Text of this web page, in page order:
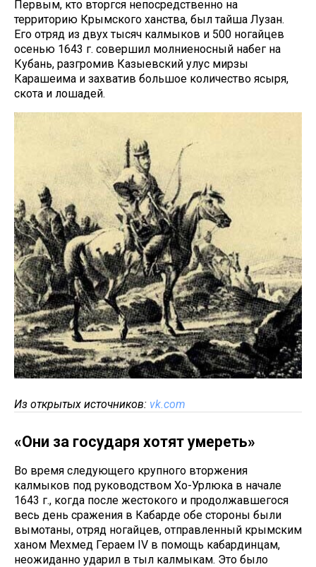
Первым, кто вторгся непосредственно на
территорию Крымского ханства, был тайша Лузан.
Его отряд из двух тысяч калмыков и 500 ногайцев
осенью 1643 г. совершил молниеносный набег на
Кубань, разгромив Казыевский улус мирзы
Карашеима и захватив большое количество ясыря,
скота и лошадей.
Из открытых источников: vk.com
«Они за государя хотят умереть»
Во время следующего крупного вторжения
калмыков под руководством Хо-Урлюка в начале
1643 г., когда после жестокого и продолжавшегося
весь день сражения в Кабарде обе стороны были
вымотаны, отряд ногайцев, отправленный крымским
ханом Мехмед Гераем IV в помощь кабардинцам,
неожиданно ударил в тыл калмыкам. Это было